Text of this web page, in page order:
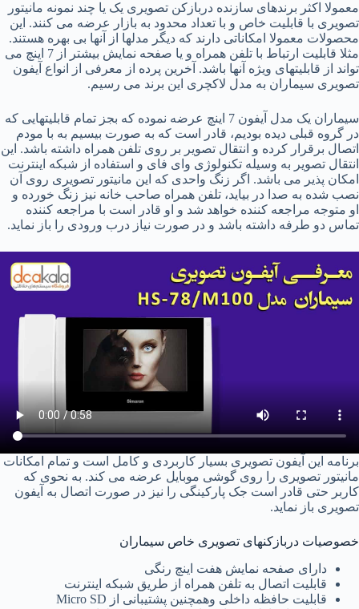
معمولا اکثر برندهای سازنده دربازکن تصویری یک یا چند نمونه مانیتور
تصویری با قابلیت خاص و با تعداد محدود به بازار عرضه می کنند. این
محصولات معمولا امکاناتی دارند که دیگر مدلها از آنها بی بهره هستند.
مثلا قابلیت ارتباط با تلفن همراه و یا صفحه نمایش بیشتر از 7 اینچ می
تواند از قابلیتهای ویژه آنها باشد. آخرین پرده از معرفی از انواع آیفون
تصویری سیماران به مدل لاکچری این برند می رسیم.
سیماران یک مدل آیفون 7 اینچ عرضه نموده که بجز تمام قابلیتهایی که
در گروه قبلی دیده بودیم، قادر است که به صورت بیسیم به با مودم
اتصال برقرار کرده و انتقال تصویر بر روی تلفن همراه داشته باشد. این
انتقال تصویر به وسیله تکنولوژی وای فای و استفاده از شبکه اینترنت
امکان پذیر می باشد. اگر زنگ واحدی که این مانیتور تصویری روی آن
نصب شده به صدا در بیاید، تلفن همراه صاحب خانه نیز زنگ خورده و
او متوجه مراجعه کننده خواهد شد و او قادر است با مراجعه کننده
تماس دو طرفه داشته باشد و در صورت نیاز درب ورودی را باز نماید.
برنامه این آیفون تصویری بسیار کاربردی و کامل است و تمام امکانات
مانیتور تصویری را روی گوشی موبایل عرضه می کند. به نحوی که
کاربر حتی قادر است جک پارکینگی را نیز در صورت اتصال به آیفون
تصویری باز نماید.
خصوصیات دربازکنهای تصویری خاص سیماران
دارای صفحه نمایش هفت اینچ رنگی
قابلیت اتصال به تلفن همراه از طریق شبکه اینترنت
قابلیت حافظه داخلی وهمچنین پشتیبانی از Micro SD